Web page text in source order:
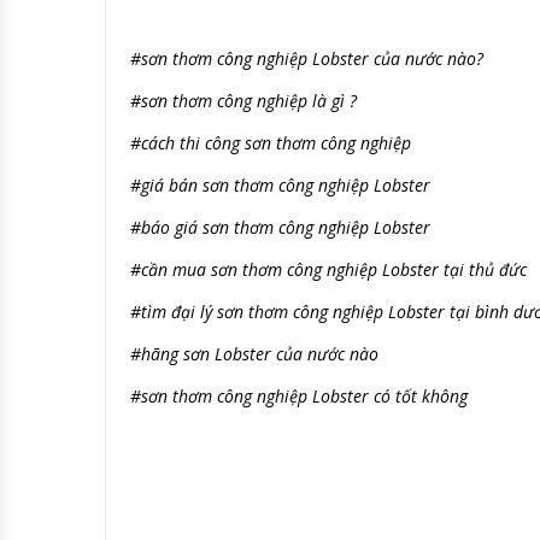
#sơn thơm công nghiệp Lobster của nước nào?
#sơn thơm công nghiệp là gì ?
#cách thi công sơn thơm công nghiệp
#giá bán sơn thơm công nghiệp Lobster
#báo giá sơn thơm công nghiệp Lobster
#cần mua sơn thơm công nghiệp Lobster tại thủ đức
#tìm đại lý sơn thơm công nghiệp Lobster tại bình
#hãng sơn Lobster của nước nào
#sơn thơm công nghiệp Lobster có tốt không